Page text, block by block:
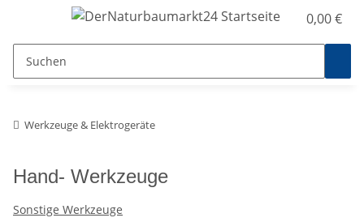
0,00 €
Werkzeuge & Elektrogeräte
Hand- Werkzeuge
Sonstige Werkzeuge